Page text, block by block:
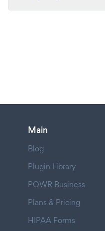
Main
Blog
Plugin Library
POWR Business
Plans & Pricing
HIPAA Forms